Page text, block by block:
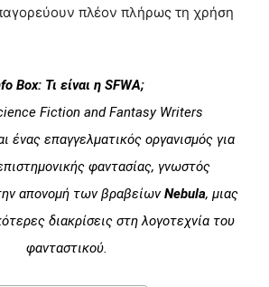
πλέον πλήρως τη χρήση
Box: Τι είναι η SFWA;
Fiction and Fantasy Writers
ένας επαγγελματικός οργανισμός για
φαντασίας, γνωστός
απονομή των βραβείωνNebula, μιας
διακρίσεις στη λογοτεχνία του
φανταστικού.